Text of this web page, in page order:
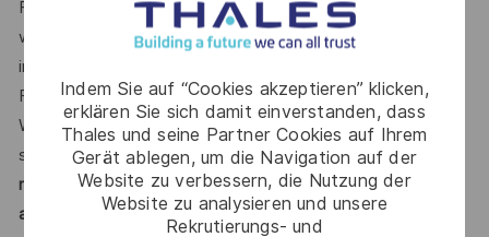
Indem Sie auf “Cookies akzeptieren” klicken,
erklären Sie sich damit einverstanden, dass
Thales und seine Partner Cookies auf Ihrem
Gerät ablegen, um die Navigation auf der
Website zu verbessern, die Nutzung der
Website zu analysieren und unsere
Rekrutierungs- und
Für mehr als 85.000 Mitarbeitende in 65 Ländern eröffnen
wir zukunftsweisende Perspektiven, verwirklichen
individuelle Karrierewege und ermöglichen kreative
Freiräume. Dies gelingt durch Mut, Vielfalt und den festen
Willen, die anspruchsvollen Herausforderungen unserer Zeit
sicherer und inklusiver zu gestalten.Mit unserer
nachhaltigen, werteorientierten Personalführung treten wir
aktiv für Diversität ein.